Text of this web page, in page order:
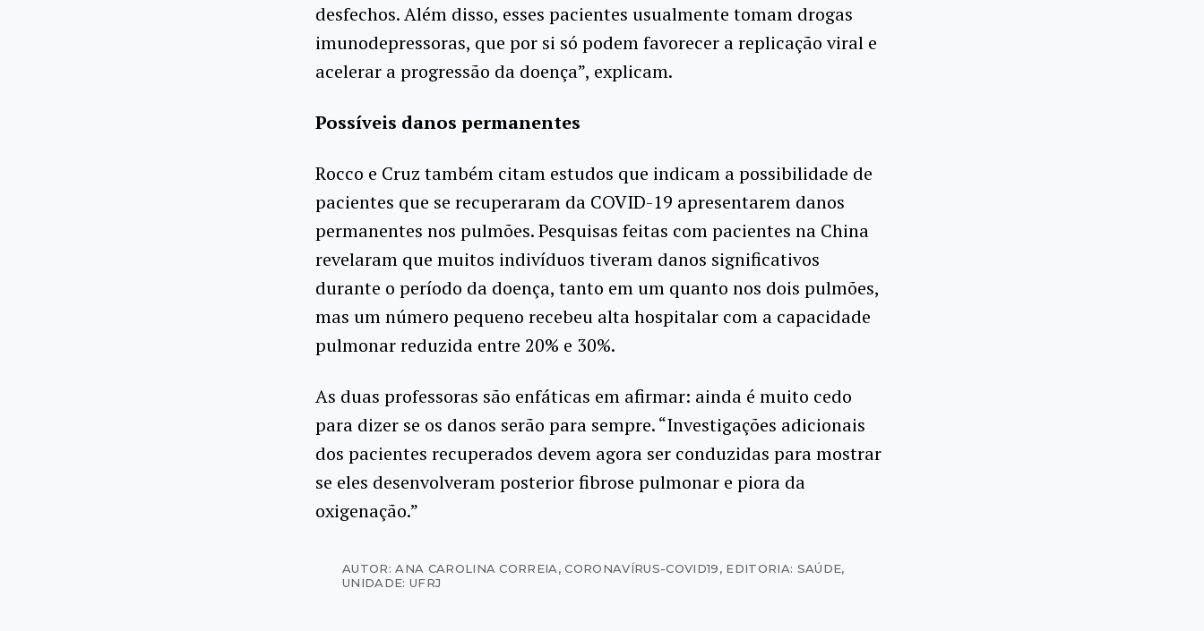
desfechos. Além disso, esses pacientes usualmente tomam drogas
imunodepressoras, que por si só podem favorecer a replicação viral e
acelerar a progressão da doença”, explicam.
Possíveis danos permanentes
Rocco e Cruz também citam estudos que indicam a possibilidade de
pacientes que se recuperaram da COVID-19 apresentarem danos
permanentes nos pulmões. Pesquisas feitas com pacientes na China
revelaram que muitos indivíduos tiveram danos significativos
durante o período da doença, tanto em um quanto nos dois pulmões,
mas um número pequeno recebeu alta hospitalar com a capacidade
pulmonar reduzida entre 20% e 30%.
As duas professoras são enfáticas em afirmar: ainda é muito cedo
para dizer se os danos serão para sempre. “Investigações adicionais
dos pacientes recuperados devem agora ser conduzidas para mostrar
se eles desenvolveram posterior fibrose pulmonar e piora da
oxigenação.”
AUTOR: ANA CAROLINA CORREIA,CORONAVÍRUS-COVID19, EDITORIA: SAÚDE,
UNIDADE: UFRJ